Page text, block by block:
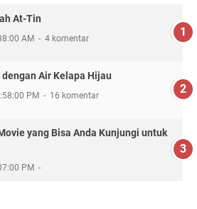
At-Tin
AM 4 komentar
Air Kelapa Hijau
PM 16 komentar
yang Bisa Anda Kunjungi untuk
PM